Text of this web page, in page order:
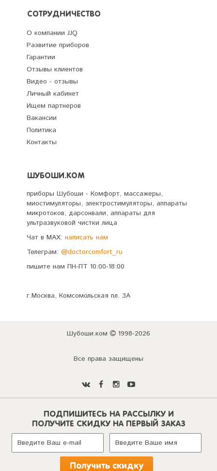
СОТРУДНИЧЕСТВО
О компании JJQ
Развитие приборов
Гарантии
Отзывы клиентов
Видео - отзывы
Личный кабинет
Ищем партнеров
Вакансии
Политика
Контакты
ШУБОШИ.КОМ
приборы Шубоши - Комфорт, массажеры,
миостимуляторы, электростимуляторы, аппараты
микротоков, дарсонвали, аппараты для
ультразвуковой чистки лица
Чат в MAX: написать нам
Телеграм: @doctorcomfort_ru
пишите нам ПН-ПТ 10:00-18:00
г.Москва, Комсомольская пл. 3А
Шубоши.ком 1998-2026
Все права защищены
ПОДПИШИТЕСЬ НА РАССЫЛКУ И
ПОЛУЧИТЕ СКИДКУ НА ПЕРВЫЙ ЗАКАЗ